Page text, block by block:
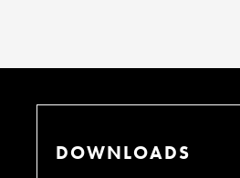
DOWNLOADS